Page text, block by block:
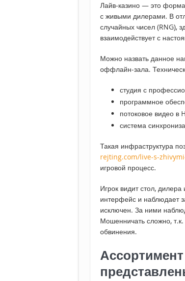
Лайв-казино — это
с живыми дилерами. В
случайных чисел (RNG),
взаимодействует с
Можно назвать данное
оффлайн-зала.
студия с
программное
потоковое видео в
система
Такая инфраструктура
rejting.com/live-s-
игровой процесс.
Игрок видит стол, дилера
интерфейс и наблюдает
исключен. За ними
Мошенничать сложно,
обвинения.